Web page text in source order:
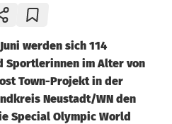
werden sich 114
Sportlerinnen im Alter von
Town-Projekt in der
Neustadt/WN den
Special Olympic World